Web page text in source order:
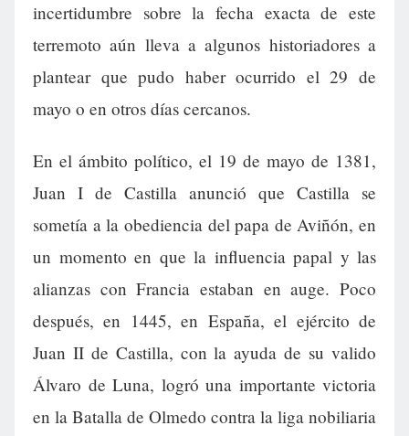
incertidumbre sobre la fecha exacta de este
terremoto aún lleva a algunos historiadores a
plantear que pudo haber ocurrido el 29 de
mayo o en otros días cercanos.
En el ámbito político, el 19 de mayo de 1381,
Juan I de Castilla anunció que Castilla se
sometía a la obediencia del papa de Aviñón, en
un momento en que la influencia papal y las
alianzas con Francia estaban en auge. Poco
después, en 1445, en España, el ejército de
Juan II de Castilla, con la ayuda de su valido
Álvaro de Luna, logró una importante victoria
en la Batalla de Olmedo contra la liga nobiliaria